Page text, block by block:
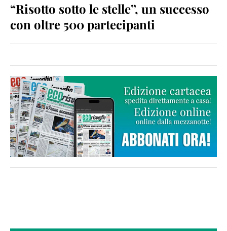
“Risotto sotto le stelle”, un successo
con oltre 500 partecipanti